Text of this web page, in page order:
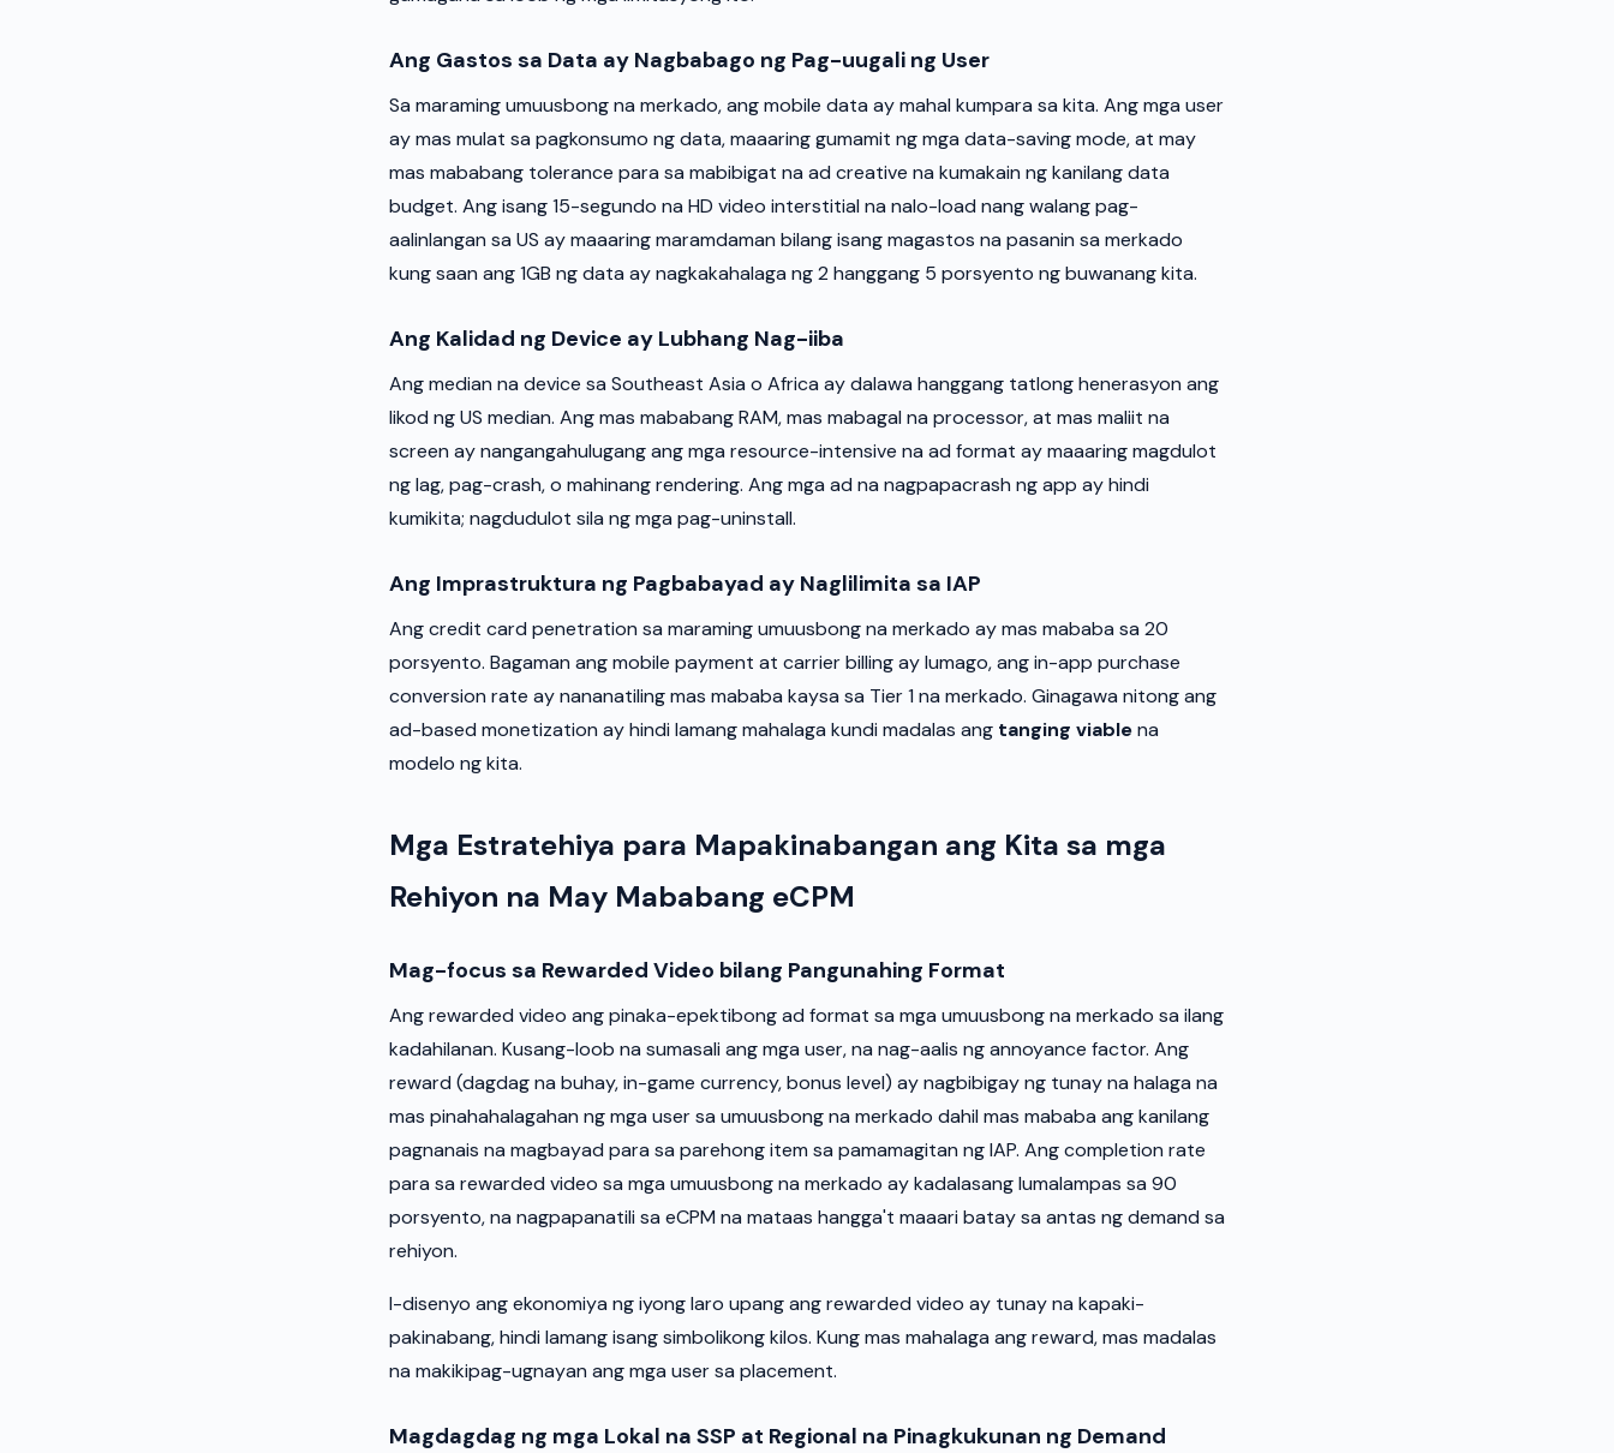
Ang Gastos sa Data ay Nagbabago ng Pag-uugali ng User
Sa maraming umuusbong na merkado, ang mobile data ay mahal kumpara sa kita. Ang mga user
ay mas mulat sa pagkonsumo ng data, maaaring gumamit ng mga data-saving mode, at may
mas mababang tolerance para sa mabibigat na ad creative na kumakain ng kanilang data
budget. Ang isang 15-segundo na HD video interstitial na nalo-load nang walang pag-
aalinlangan sa US ay maaaring maramdaman bilang isang magastos na pasanin sa merkado
kung saan ang 1GB ng data ay nagkakahalaga ng 2 hanggang 5 porsyento ng buwanang kita.
Ang Kalidad ng Device ay Lubhang Nag-iiba
Ang median na device sa Southeast Asia o Africa ay dalawa hanggang tatlong henerasyon ang
likod ng US median. Ang mas mababang RAM, mas mabagal na processor, at mas maliit na
screen ay nangangahulugang ang mga resource-intensive na ad format ay maaaring magdulot
ng lag, pag-crash, o mahinang rendering. Ang mga ad na nagpapacrash ng app ay hindi
kumikita; nagdudulot sila ng mga pag-uninstall.
Ang Imprastruktura ng Pagbabayad ay Naglilimita sa IAP
Ang credit card penetration sa maraming umuusbong na merkado ay mas mababa sa 20
porsyento. Bagaman ang mobile payment at carrier billing ay lumago, ang in-app purchase
conversion rate ay nananatiling mas mababa kaysa sa Tier 1 na merkado. Ginagawa nitong ang
ad-based monetization ay hindi lamang mahalaga kundi madalas ang tanging viablena
modelo ng kita.
Mga Estratehiya para Mapakinabangan ang Kita sa mga
Rehiyon na May Mababang eCPM
Mag-focus sa Rewarded Video bilang Pangunahing Format
Ang rewarded video ang pinaka-epektibong ad format sa mga umuusbong na merkado sa ilang
kadahilanan. Kusang-loob na sumasali ang mga user, na nag-aalis ng annoyance factor. Ang
reward (dagdag na buhay, in-game currency, bonus level) ay nagbibigay ng tunay na halaga na
mas pinahahalagahan ng mga user sa umuusbong na merkado dahil mas mababa ang kanilang
pagnanais na magbayad para sa parehong item sa pamamagitan ng IAP. Ang completion rate
para sa rewarded video sa mga umuusbong na merkado ay kadalasang lumalampas sa 90
porsyento, na nagpapanatili sa eCPM na mataas hangga't maaari batay sa antas ng demand sa
rehiyon.
I-disenyo ang ekonomiya ng iyong laro upang ang rewarded video ay tunay na kapaki-
pakinabang, hindi lamang isang simbolikong kilos. Kung mas mahalaga ang reward, mas madalas
na makikipag-ugnayan ang mga user sa placement.
Magdagdag ng mga Lokal na SSP at Regional na Pinagkukunan ng Demand